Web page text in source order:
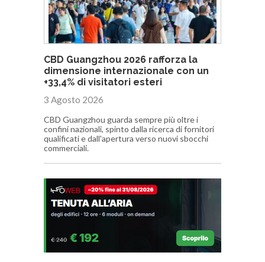
CBD Guangzhou 2026 rafforza la
dimensione internazionale con un
+33,4% di visitatori esteri
3 Agosto 2026
CBD Guangzhou guarda sempre più oltre i
confini nazionali, spinto dalla ricerca di fornitori
qualificati e dall'apertura verso nuovi sbocchi
commerciali.